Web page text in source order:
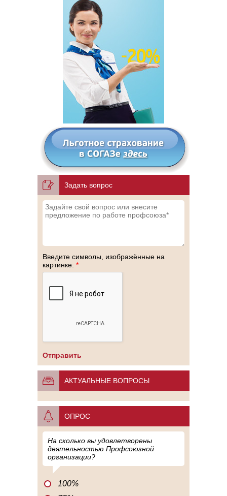
Задать вопрос
Введите символы, изображённые на
картинке: *
АКТУАЛЬНЫЕ ВОПРОСЫ
ОПРОС
На сколько вы удовлетворены
деятельностью Профсоюзной
организации?
100%